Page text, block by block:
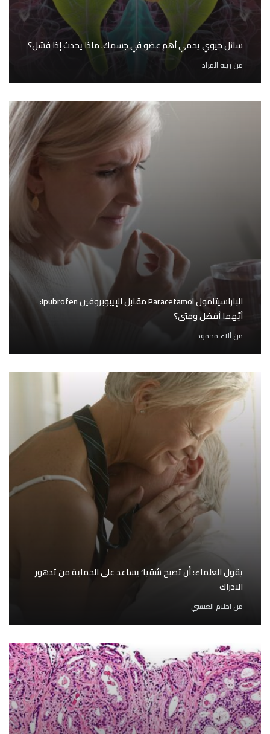
سائل حيوي يحمي أهم عضو في جسمك. ماذا يحدث إذا فشل؟
من زينه المراد
الباراسيتامول Paracetamol مقابل الإيبوبروفين Ipubrofen:
أيّهما أفضل ومتى؟
منآلاء محمود
يقول العلماء: أَن تصبح شقيا؛ يساعد على الحماية من تدهور
الادراك
من احلام العبسي